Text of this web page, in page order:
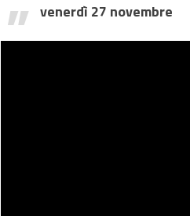
venerdì 27 novembre